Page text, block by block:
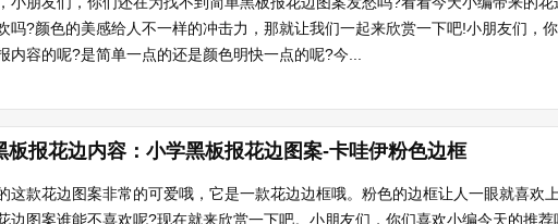
吗?颜色的美感给人不一样的冲击力，那就让我们一起来欣赏一下吧!小朋友们，
内容的呢?是简单一点的还是颜色明快一点的呢?今...
报花边内容：小学黑板报花边图案-卡哇伊粉色边框
这款花边图案非常的可爱哦，它是一款花边边框哦。粉色的边框让人一眼就喜欢
边图案谁能不喜欢呢?现在就来欣赏一下吧。小朋友们，你们喜欢小编今天的推